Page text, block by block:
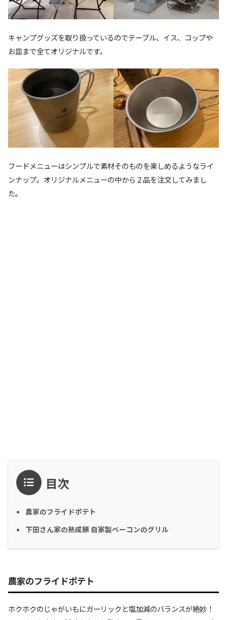
キャンプグッズを取り扱っているのでテーブル、イス、コップや
お皿まで全てオリジナルです。
フードメニューはシンプルで素材そのものを楽しめるようなライ
ンナップ。オリジナルメニューの中から２品を注文してみまし
た。
目次
農家のフライドポテト
下田さん家の熟成豚 自家製ベーコンのグリル
農家のフライドポテト
ホクホクのじゃがいもにガーリックと塩加減のバランスが絶妙！